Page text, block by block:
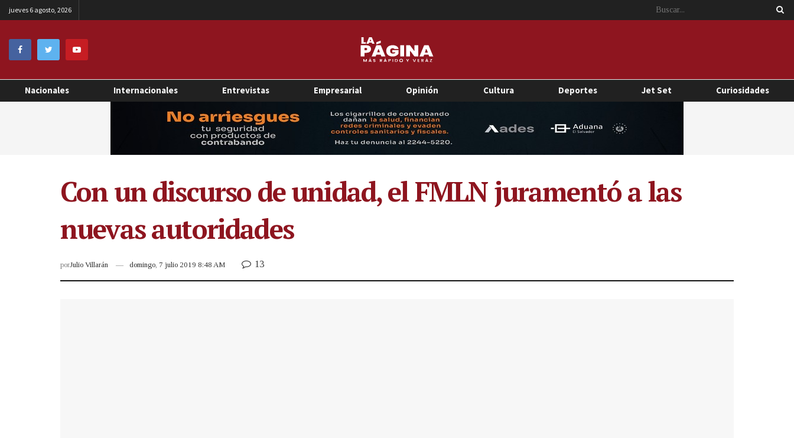
jueves 6 agosto, 2026
Nacionales Internacionales Entrevistas Empresarial Opinión Cultura Deportes Jet Set Curiosidades
Con un discurso de unidad, el FMLN juramentó a las
nuevas autoridades
porJulio Villarán domingo, 7 julio 2019 8:48 AM 13